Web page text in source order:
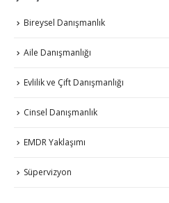
Bireysel Danışmanlık
Aile Danışmanlığı
Evlilik ve Çift Danışmanlığı
Cinsel Danışmanlık
EMDR Yaklaşımı
Süpervizyon